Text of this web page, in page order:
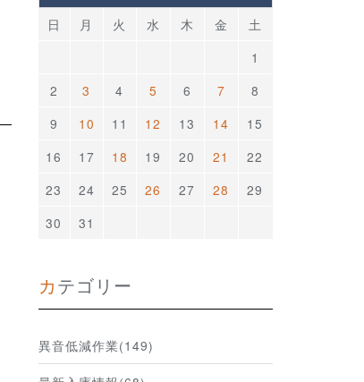
日 月 火 水 木 金
土
1
2
3 4 5 6 7
8
9
10 11 12 13 14
15
16
17 18 19 20 21
22
23
24 25 26 27 28
29
30
31
カテゴリー
異音低減作業(149)